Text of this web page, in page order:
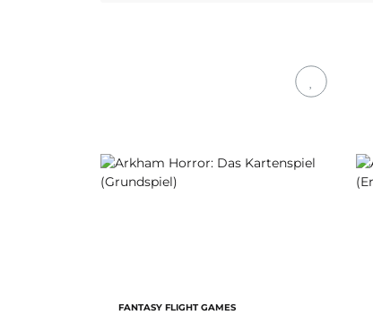
FANTASY FLIGHT GAMES